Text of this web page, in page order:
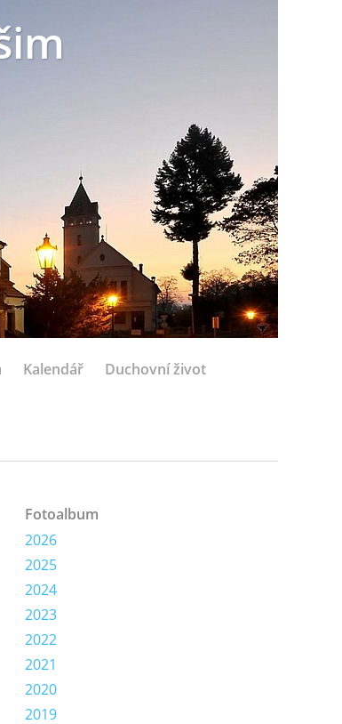
Kalendář Duchovní život
Fotoalbum
2026
2025
2024
2023
2022
2021
2020
2019